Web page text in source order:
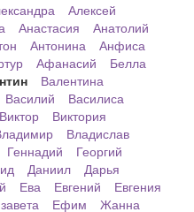
Алексей
Анастасия
Анатолий
Антонина
Анфиса
Афанасий
Белла
Валентина
Василий
Василиса
Виктор
Виктория
Владислав
Геннадий
Георгий
Даниил
Дарья
Ева Евгений
Евгения
Ефим
Жанна